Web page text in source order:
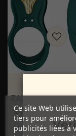
COUPLES
Ce site Web
tiers pour
publicités liées à